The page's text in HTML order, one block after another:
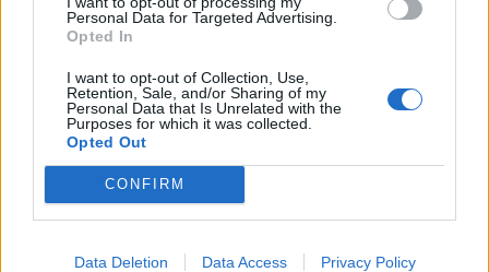
Personal Data for Targeted Advertising.
Opted In
I want to opt-out of Collection, Use,
Retention, Sale, and/or Sharing of my
Personal Data that Is Unrelated with the
Purposes for which it was collected.
Opted Out
CONFIRM
Data Deletion Data Access Privacy Policy
Actus Info